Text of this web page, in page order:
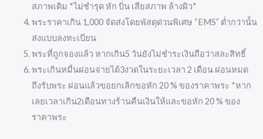
สภาพเดิม *ไม่ชำรุด หัก บิ่น เสียสภาพ ล้างผิว*
พระราคาเกิน 1,000 จัดส่งโดยพัสดุด่วนพิเศษ “EMS” ต่ำกว่านั้น
ส่งแบบลงทะเบียน
พระที่ถูกจองแล้ว หากเกิน5 วันยังไม่ชำระเงินถือว่าสละสิทธิ์
พระเกินหมื่นผ่อนจ่ายได้3งวดในระยะเวลา 2 เดือน ผ่อนหมด
ถึงรับพระ ผ่อนแล้วขอยกเลิกขอหัก 20 % ของราคาพระ *หาก
เลยเวลาเกิน2เดือนทางร้านคืนเงินให้และขอหัก 20 % ของ
ราคาพระ